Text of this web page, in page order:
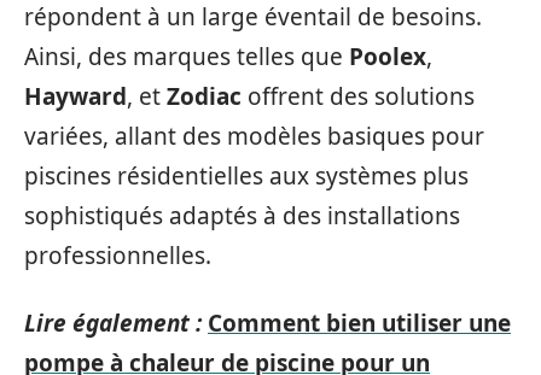
répondent à un large éventail de besoins.
Ainsi, des marques telles que Poolex,
Hayward, etZodiac offrent des solutions
variées, allant des modèles basiques pour
piscines résidentielles aux systèmes plus
sophistiqués adaptés à des installations
professionnelles.
Lire également : Comment bien utiliser une
pompe à chaleur de piscine pour un